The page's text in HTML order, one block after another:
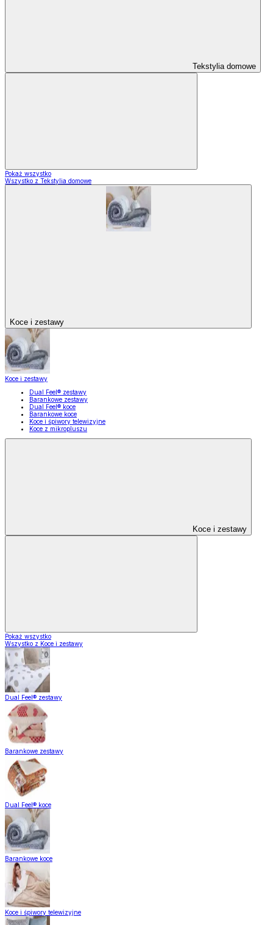
Tekstylia domowe
Pokaż wszystko
Wszystko z Tekstylia domowe
Koce i zestawy
Koce i zestawy
Dual Feel® zestawy
Barankowe zestawy
Dual Feel® koce
Barankowe koce
Koce i śpiwory telewizyjne
Koce z mikropluszu
Koce i zestawy
Pokaż wszystko
Wszystko z Koce i zestawy
Dual Feel® zestawy
Barankowe zestawy
Dual Feel® koce
Barankowe koce
Koce i śpiwory telewizyjne